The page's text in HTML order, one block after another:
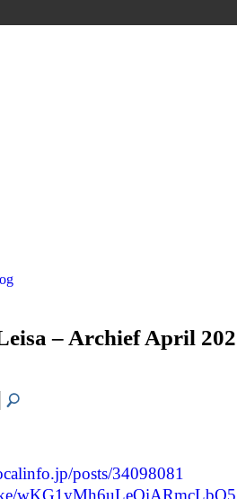
– Archief April
posts/34098081